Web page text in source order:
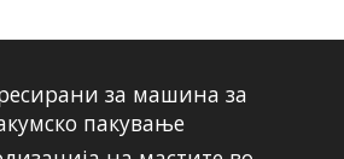
за машина за
пакување